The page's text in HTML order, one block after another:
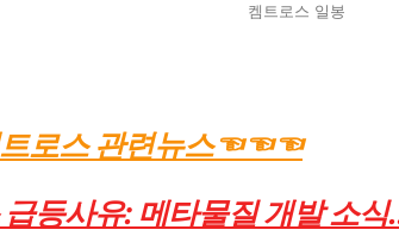
켐트로스 일봉
로스 관련뉴스☜☜☜
등사유: 메타물질 개발 소